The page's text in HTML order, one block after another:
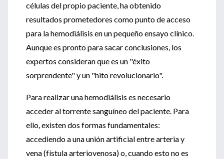
células del propio paciente, ha obtenido
resultados prometedores como punto de acceso
para la hemodiálisis en un pequeño ensayo clínico.
Aunque es pronto para sacar conclusiones, los
expertos consideran que es un "éxito
sorprendente" y un "hito revolucionario".
Para realizar una hemodiálisis es necesario
acceder al torrente sanguíneo del paciente. Para
ello, existen dos formas fundamentales:
accediendo a una unión artificial entre arteria y
vena (fístula arteriovenosa) o, cuando esto no es